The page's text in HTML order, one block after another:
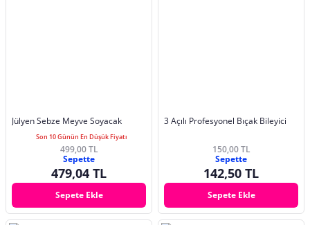
Jülyen Sebze Meyve Soyacak
Son 10 Günün En Düşük Fiyatı
499,00 TL
Sepette
479,04 TL
Sepete Ekle
3 Açılı Profesyonel Bıçak Bileyici
150,00 TL
Sepette
142,50 TL
Sepete Ekle